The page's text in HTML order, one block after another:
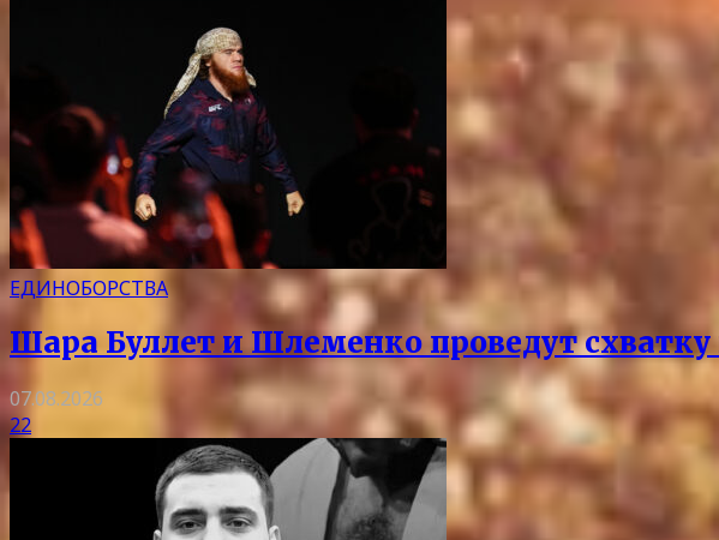
ЕДИНОБОРСТВА
Шара Буллет и Шлеменко проведут
07.08.2026
22